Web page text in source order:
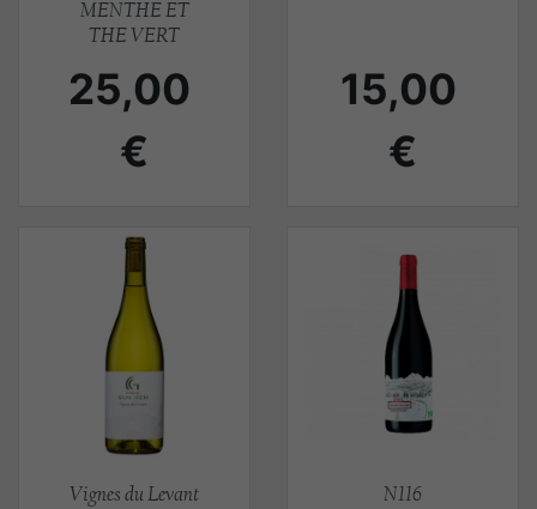
MENTHE ET
THE VERT
Prix
25,00
€
Prix
15,00
€
Aperçu rapide
Vignes du Levant
Aperçu rapide
N116